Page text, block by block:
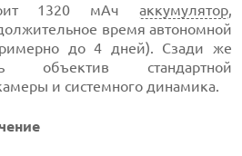
1320 мАч аккумулятор,
время автономной
до 4 дней). Сзади же
объектив стандартной
и системного динамика.